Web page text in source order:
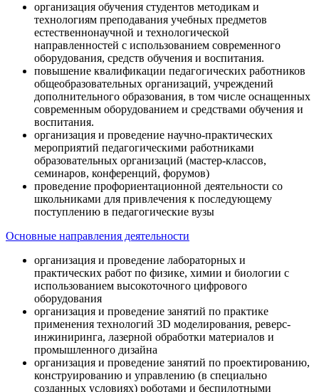
организация обучения студентов методикам и
технологиям преподавания учебных предметов
естественнонаучной и технологической
направленностей с использованием современного
оборудования, средств обучения и воспитания.
повышение квалификации педагогических работников
общеобразовательных организаций, учреждений
дополнительного образования, в том числе оснащенных
современным оборудованием и средствами обучения и
воспитания.
организация и проведение научно-практических
мероприятий педагогическими работниками
образовательных организаций (мастер-классов,
семинаров, конференций, форумов)
проведение профориентационной деятельности со
школьниками для привлечения к последующему
поступлению в педагогические вузы
Основные направления деятельности
организация и проведение лабораторных и
практических работ по физике, химии и биологии с
использованием высокоточного цифрового
оборудования
организация и проведение занятий по практике
применения технологий 3D моделирования, реверс-
инжиниринга, лазерной обработки материалов и
промышленного дизайна
организация и проведение занятий по проектированию,
конструированию и управлению (в специально
созданных условиях) роботами и беспилотными